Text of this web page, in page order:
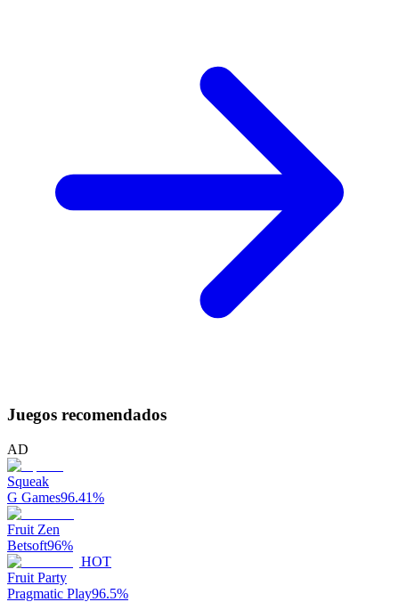
Juegos recomendados
AD
Squeak
G Games96.41%
Fruit Zen
Betsoft96%
HOT
Fruit Party
Pragmatic Play96.5%